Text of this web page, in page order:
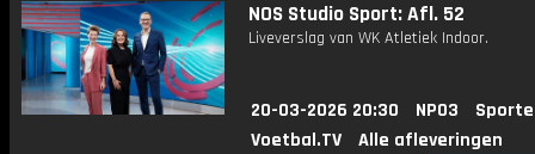
NOS Studio Sport: Afl. 52
Liveverslag van WK Atletiek Indoor.
20-03-2026 20:30 NPO3
Voetbal.TV
Alle afleveringen